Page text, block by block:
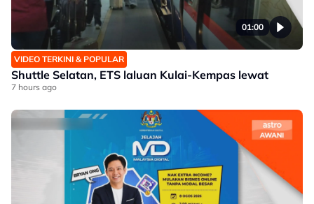
01:00
VIDEO TERKINI & POPULAR
Shuttle Selatan, ETS laluan Kulai-Kempas lewat
7 hours ago